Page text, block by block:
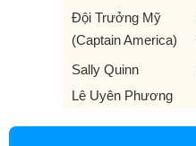
Đội Trưởng Mỹ
(Captain America)
Sally Quinn
Lê Uyên Phương